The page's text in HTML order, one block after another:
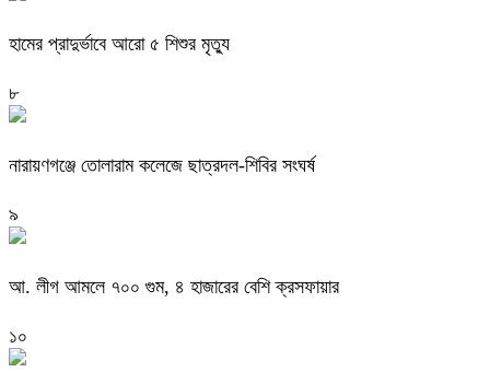
হামের প্রাদুর্ভাবে আরো ৫ শিশুর মৃত্যু
৮
নারায়ণগঞ্জে তোলারাম কলেজে ছাত্রদল-শিবির সংঘর্ষ
৯
আ. লীগ আমলে ৭০০ গুম, ৪ হাজারের বেশি ক্রসফায়ার
১০